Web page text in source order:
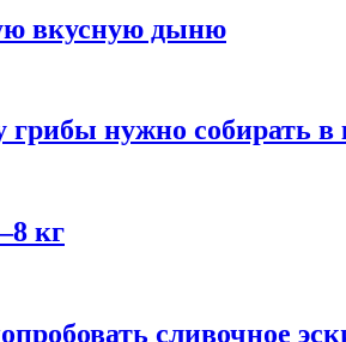
вкусную дыню
нужно собирать в
кг
сливочное